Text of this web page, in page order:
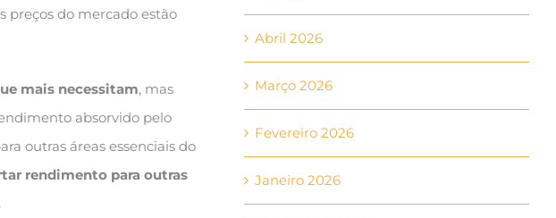
preços do mercado estão
mais necessitam, mas
absorvido pelo
outras áreas essenciais do
rendimento para outras
Abril 2026
Março 2026
Fevereiro 2026
Janeiro 2026